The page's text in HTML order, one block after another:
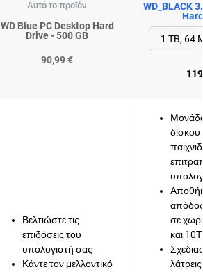
Αυτό το προϊόν
WD Blue PC Desktop Hard
Drive - 500 GB
90,99 €
WD_BLACK
Βελτιώστε τις
επιδόσεις του
υπολογιστή σας
Κάντε τον μελλοντικό
σε
και